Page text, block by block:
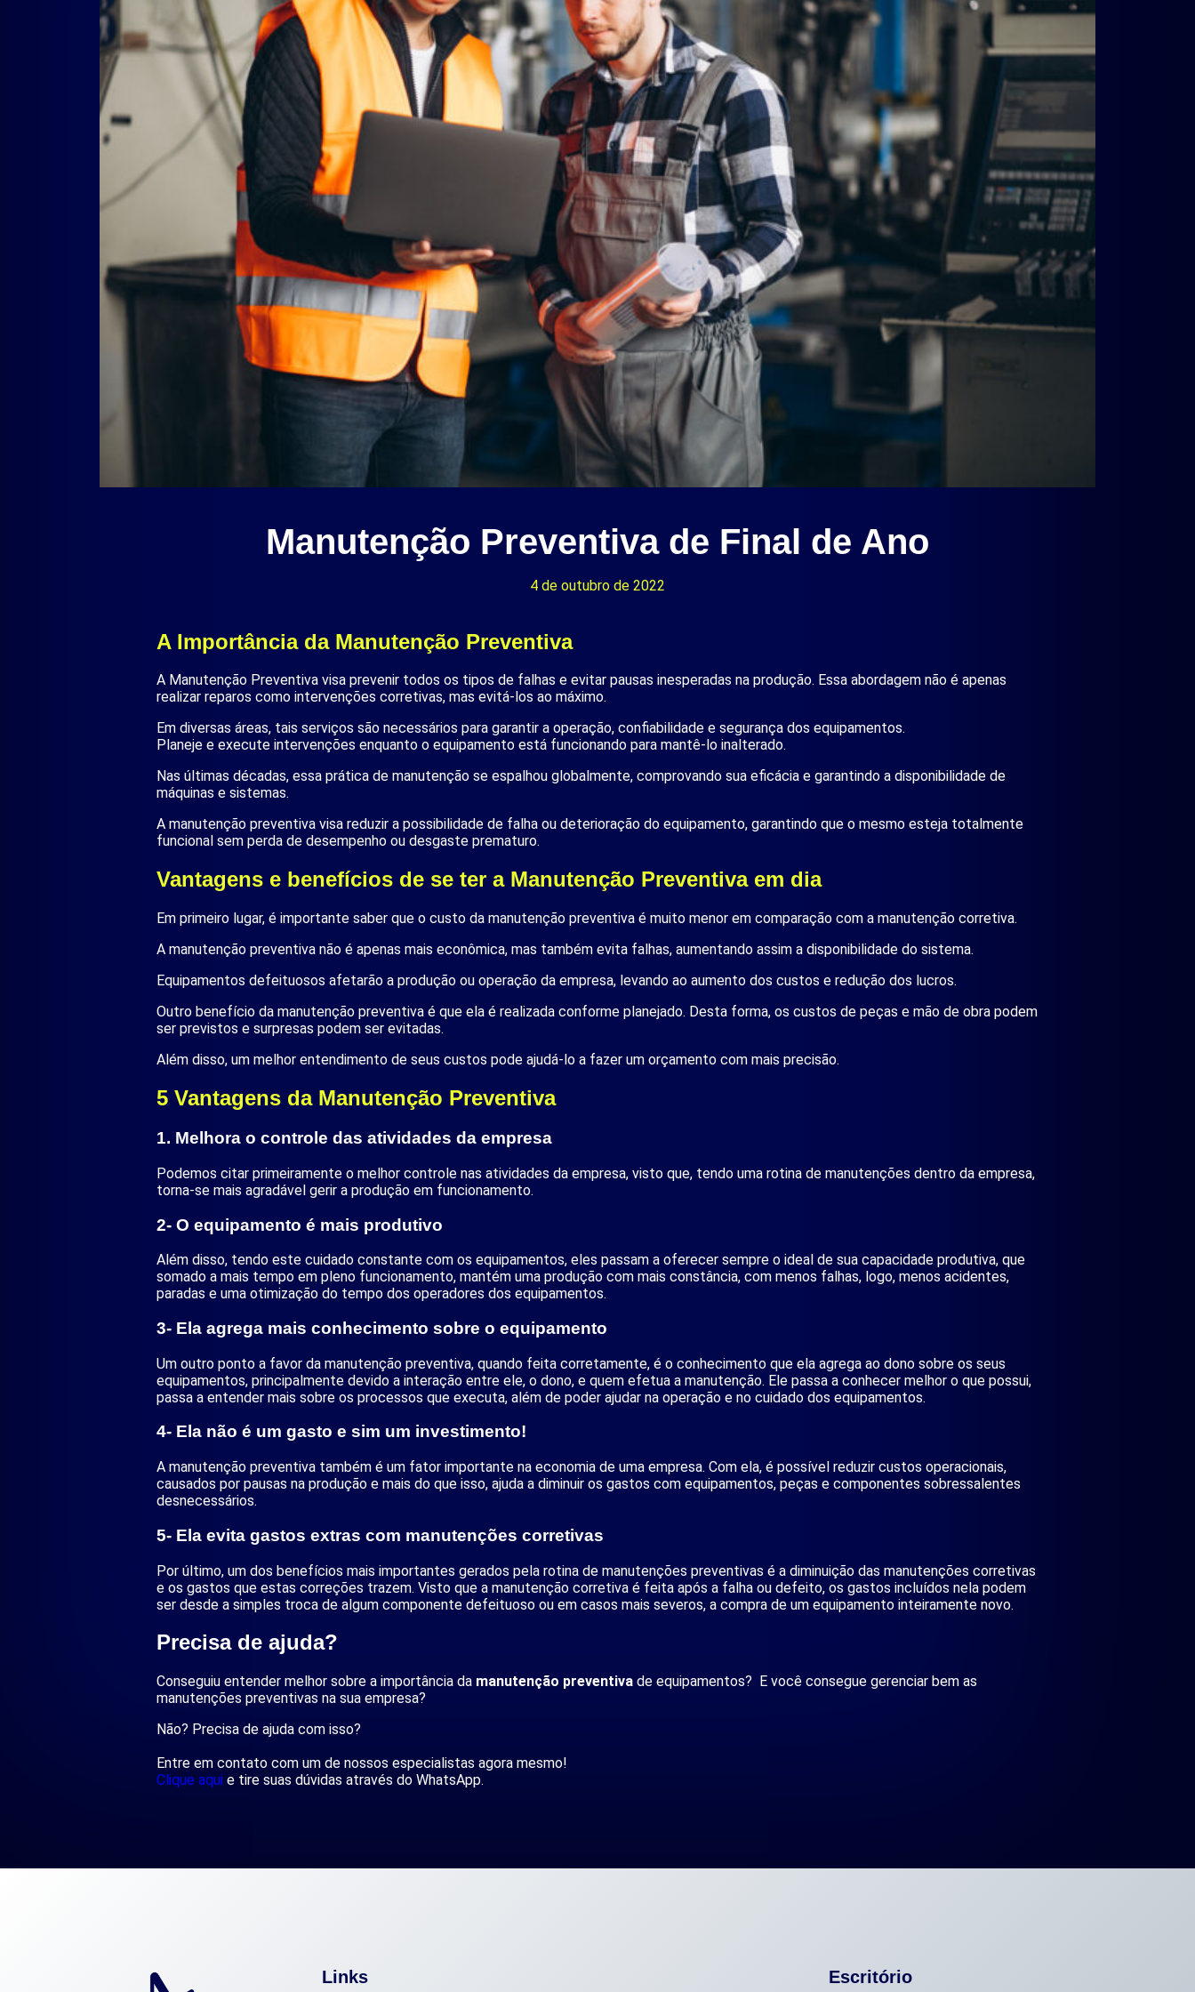
Manutenção Preventiva de Final de Ano
4 de outubro de 2022
A Importância da Manutenção Preventiva
A Manutenção Preventiva visa prevenir todos os tipos de falhas e evitar pausas inesperadas na produção. Essa abordagem não é apenas
realizar reparos como intervenções corretivas, mas evitá-los ao máximo.
Em diversas áreas, tais serviços são necessários para garantir a operação, confiabilidade e segurança dos equipamentos.
Planeje e execute intervenções enquanto o equipamento está funcionando para mantê-lo inalterado.
Nas últimas décadas, essa prática de manutenção se espalhou globalmente, comprovando sua eficácia e garantindo a disponibilidade de
máquinas e sistemas.
A manutenção preventiva visa reduzir a possibilidade de falha ou deterioração do equipamento, garantindo que o mesmo esteja totalmente
funcional sem perda de desempenho ou desgaste prematuro.
Vantagens e benefícios de se ter a Manutenção Preventiva em dia
Em primeiro lugar, é importante saber que o custo da manutenção preventiva é muito menor em comparação com a manutenção corretiva.
A manutenção preventiva não é apenas mais econômica, mas também evita falhas, aumentando assim a disponibilidade do sistema.
Equipamentos defeituosos afetarão a produção ou operação da empresa, levando ao aumento dos custos e redução dos lucros.
Outro benefício da manutenção preventiva é que ela é realizada conforme planejado. Desta forma, os custos de peças e mão de obra podem
ser previstos e surpresas podem ser evitadas.
Além disso, um melhor entendimento de seus custos pode ajudá-lo a fazer um orçamento com mais precisão.
5 Vantagens da Manutenção Preventiva
1. Melhora o controle das atividades da empresa
Podemos citar primeiramente o melhor controle nas atividades da empresa, visto que, tendo uma rotina de manutenções dentro da empresa,
torna-se mais agradável gerir a produção em funcionamento.
2- O equipamento é mais produtivo
Além disso, tendo este cuidado constante com os equipamentos, eles passam a oferecer sempre o ideal de sua capacidade produtiva, que
somado a mais tempo em pleno funcionamento, mantém uma produção com mais constância, com menos falhas, logo, menos acidentes,
paradas e uma otimização do tempo dos operadores dos equipamentos.
3- Ela agrega mais conhecimento sobre o equipamento
Um outro ponto a favor da manutenção preventiva, quando feita corretamente, é o conhecimento que ela agrega ao dono sobre os seus
equipamentos, principalmente devido a interação entre ele, o dono, e quem efetua a manutenção. Ele passa a conhecer melhor o que possui,
passa a entender mais sobre os processos que executa, além de poder ajudar na operação e no cuidado dos equipamentos.
4- Ela não é um gasto e sim um investimento!
A manutenção preventiva também é um fator importante na economia de uma empresa. Com ela, é possível reduzir custos operacionais,
causados por pausas na produção e mais do que isso, ajuda a diminuir os gastos com equipamentos, peças e componentes sobressalentes
desnecessários.
5- Ela evita gastos extras com manutenções corretivas
Por último, um dos benefícios mais importantes gerados pela rotina de manutenções preventivas é a diminuição das manutenções corretivas
e os gastos que estas correções trazem. Visto que a manutenção corretiva é feita após a falha ou defeito, os gastos incluídos nela podem
ser desde a simples troca de algum componente defeituoso ou em casos mais severos, a compra de um equipamento inteiramente novo.
Precisa de ajuda?
Conseguiu entender melhor sobre a importância da manutenção preventiva de equipamentos? E você consegue gerenciar bem as
manutenções preventivas na sua empresa?
Não? Precisa de ajuda com isso?
Entre em contato com um de nossos especialistas agora mesmo!
Clique aqui e tire suas dúvidas através do WhatsApp.
Links Escritório